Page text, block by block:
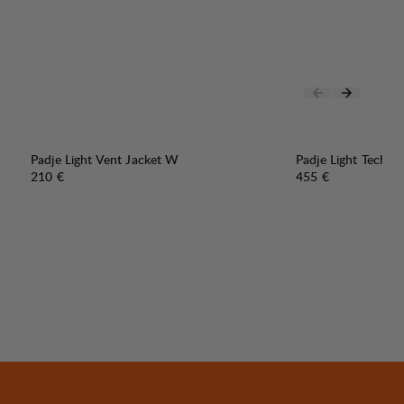
Padje Light Vent Jacket W
Preis:
210 €
Padje Light Tech
Preis:
455 €